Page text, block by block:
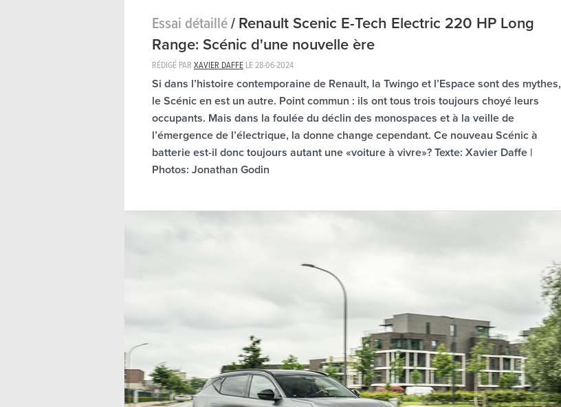
Essai détaillé/Renault Scenic E-Tech Electric 220 HP Long
Range: Scénic d'une nouvelle ère
RÉDIGÉ PAR XAVIER DAFFE LE28-06-2024
Si dans l’histoire contemporaine de Renault, la Twingo et l’Espace sont des mythes,
le Scénic en est un autre. Point commun : ils ont tous trois toujours choyé leurs
occupants. Mais dans la foulée du déclin des monospaces et à la veille de
l’émergence de l’électrique, la donne change cependant. Ce nouveau Scénic à
batterie est-il donc toujours autant une «voiture à vivre»? Texte: Xavier Daffe |
Photos: Jonathan Godin